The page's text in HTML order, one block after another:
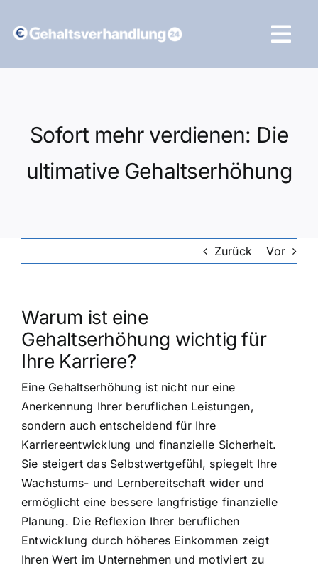
Inhalt
Sofort mehr verdienen: Die
ultimative Gehaltserhöhung
Zurück Vor
Warum ist eine
Gehaltserhöhung wichtig für
Ihre Karriere?
Eine Gehaltserhöhung ist nicht nur eine
Anerkennung Ihrer beruflichen Leistungen,
sondern auch entscheidend für Ihre
Karriereentwicklung und finanzielle Sicherheit.
Sie steigert das Selbstwertgefühl, spiegelt Ihre
Wachstums- und Lernbereitschaft wider und
ermöglicht eine bessere langfristige finanzielle
Planung. Die Reflexion Ihrer beruflichen
Entwicklung durch höheres Einkommen zeigt
Ihren Wert im Unternehmen und motiviert zu